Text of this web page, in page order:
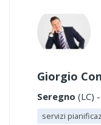
Giorgio
Seregno (LC)
servizi